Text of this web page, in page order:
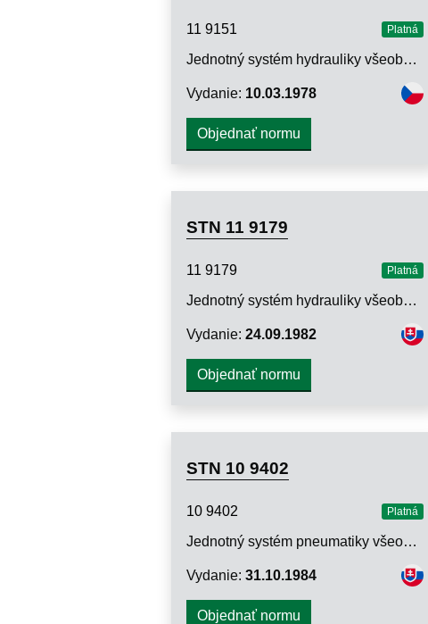
11 9151 Platná
Jednotný systém hydrauliky všeobecného strojárstva. Ventily na regulovanie tlaku pre p|idx(n)| 16, 32 a 50 MPa. Typorozmerové rady
Vydanie: 10.03.1978
Objednať normu
STN 11 9179
11 9179 Platná
Jednotný systém hydrauliky všeobecného strojárstva. Jednosmerné ventily a hydraulické zámky. Metódy skúšania
Vydanie: 24.09.1982
Objednať normu
STN 10 9402
10 9402 Platná
Jednotný systém pneumatiky všeobecného strojárstva. Jednosmerné ventily. Technické požiadavky
Vydanie: 31.10.1984
Objednať normu